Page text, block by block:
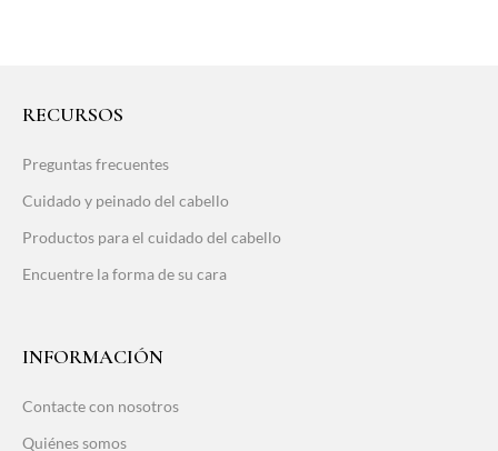
RECURSOS
Preguntas frecuentes
Cuidado y peinado del cabello
Productos para el cuidado del cabello
Encuentre la forma de su cara
INFORMACIÓN
Contacte con nosotros
Quiénes somos